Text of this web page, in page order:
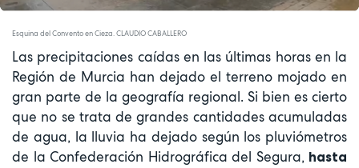
Video
Esquina del Convento en Cieza. CLAUDIO CABALLERO
Las precipitaciones caídas en las últimas horas en la
Región de Murcia han dejado el terreno mojado en
gran parte de la geografía regional. Si bien es cierto
que no se trata de grandes cantidades acumuladas
de agua, la lluvia ha dejado según los pluviómetros
de la Confederación Hidrográfica del Segura, hasta